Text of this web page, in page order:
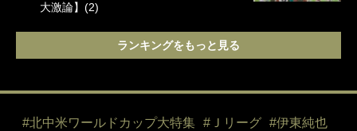
大激論】(2)
ランキングをもっと見る
#北中米ワールドカップ大特集 #Ｊリーグ
#伊東純也